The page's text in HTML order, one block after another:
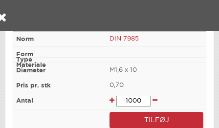
DIN 7985
M1,6 x 10
0,70
TILFØJ